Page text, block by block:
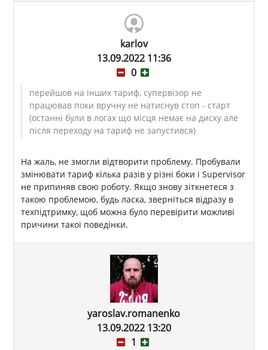
karlov
13.09.2022 11:36
0
перейшов на інших тариф, супервізор не
працював поки вручну не натиснув стоп - старт
(останні були в логах що місця немає на диску але
після переходу на тариф не запустився)
На жаль, не змогли відтворити проблему. Пробували
змінювати тариф кілька разів у різні боки і Supervisor
не припиняв свою роботу. Якщо знову зіткнетеся з
такою проблемою, будь ласка, зверніться відразу в
техпідтримку, щоб можна було перевірити можливі
причини такої поведінки.
yaroslav.romanenko
13.09.2022 13:20
1